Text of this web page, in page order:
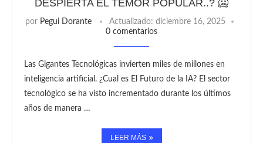
DESPIERTA EL TEMOR POPULAR..? 🥶
por Pegui Dorante Actualizado: diciembre 16, 2025
0 comentarios
Las Gigantes Tecnológicas invierten miles de millones en
inteligencia artificial. ¿Cual es El Futuro de la IA? El sector
tecnológico se ha visto incrementado durante los últimos
años de manera …
LEER MÁS